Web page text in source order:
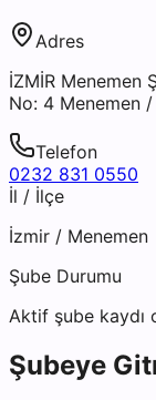
Adres
İZMİR Menemen
No: 4 Menemen /
Telefon
0232 831 0550
İl / İlçe
İzmir / Menemen
Şube Durumu
Aktif şube kaydı
Şubeye